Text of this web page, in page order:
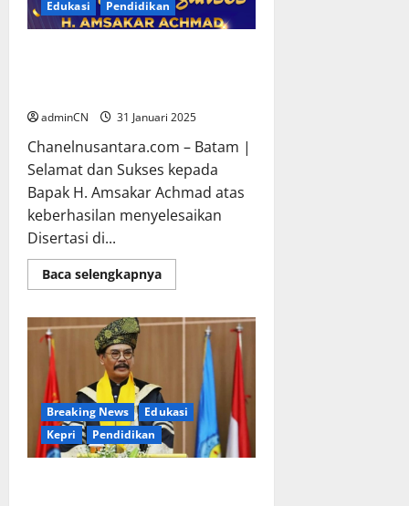
Edukasi Pendidikan
adminCN 31 Januari 2025
Chanelnusantara.com – Batam |
Selamat dan Sukses kepada
Bapak H. Amsakar Achmad atas
keberhasilan menyelesaikan
Disertasi di...
Baca selengkapnyaRead
more
Kepada
Amsakar
Achmad
Walikota
Kota
Batam
Breaking News
Edukasi
Kepri
Pendidikan